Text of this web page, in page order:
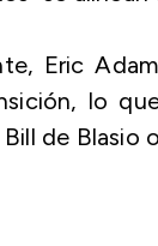
Eric
lo
de Blasio